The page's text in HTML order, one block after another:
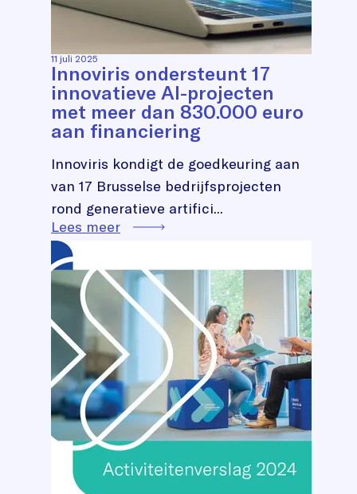
11 juli 2025
Innoviris ondersteunt 17
innovatieve AI-projecten
met meer dan 830.000 euro
aan financiering
Innoviris kondigt de goedkeuring aan
van 17 Brusselse bedrijfsprojecten
rond generatieve artifici...
Lees meer